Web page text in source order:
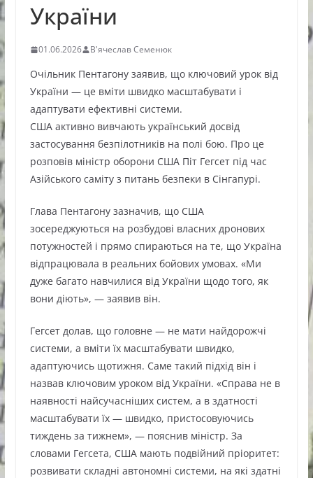
України
01.06.2026 В'ячеслав Семенюк
Очільник Пентагону заявив, що ключовий урок від
України — це вміти швидко масштабувати і
адаптувати ефективні системи.
США активно вивчають український досвід
застосування безпілотників на полі бою. Про це
розповів міністр оборони США Піт Гегсет під час
Азійського саміту з питань безпеки в Сінгапурі.
Глава Пентагону зазначив, що США
зосереджуються на розбудові власних дронових
потужностей і прямо спираються на те, що Україна
відпрацювала в реальних бойових умовах. «Ми
дуже багато навчилися від України щодо того, як
вони діють», — заявив він.
Гегсет долав, що головне — не мати найдорожчі
системи, а вміти їх масштабувати швидко,
адаптуючись щотижня. Саме такий підхід він і
назвав ключовим уроком від України. «Справа не в
наявності найсучасніших систем, а в здатності
масштабувати їх — швидко, пристосовуючись
тиждень за тижнем», — пояснив міністр. За
словами Гегсета, США мають подвійний пріоритет:
розвивати складні автономні системи, на які здатні